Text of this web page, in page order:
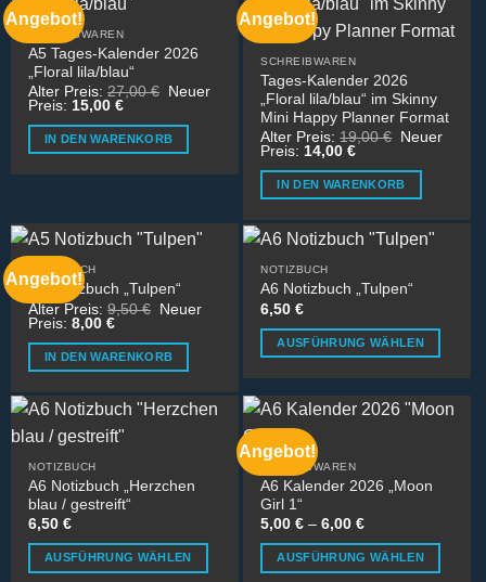
Angebot!
SCHREIBWAREN
A5 Tages-Kalender 2026
„Floral lila/blau“
Alter Preis: 27,00€ Ursprünglicher
27,00 €
Neuer
Preis: 15,00€Aktueller
ist:
15,00 €.
IN DEN WARENKORB
Angebot!
SCHREIBWAREN
Tages-Kalender 2026
„Floral lila/blau“ im Skinny
Mini Happy Planner Format
Alter Preis: 19,00€
19,00 €
Neuer
Preis: 14,00€Aktueller
ist:
14,00 €.
IN DEN WARENKORB
Angebot!
NOTIZBUCH
A5 Notizbuch „Tulpen“
Alter Preis: 9,50€ Ursprünglicher
9,50 €
Neuer
Preis: 8,00€Aktueller
ist:
8,00 €.
IN DEN WARENKORB
NOTIZBUCH
A6 Notizbuch „Tulpen“
6,50€
AUSFÜHRUNG WÄHLEN
weist
mehrere
Varianten
auf.
Die
Optionen
können
auf
NOTIZBUCH
A6 Notizbuch „Herzchen
blau / gestreift“
6,50€
AUSFÜHRUNG WÄHLEN
Angebot!
SCHREIBWAREN
A6 Kalender 2026 „Moon
Girl 1“
5,00€ –6,00€
AUSFÜHRUNG WÄHLEN